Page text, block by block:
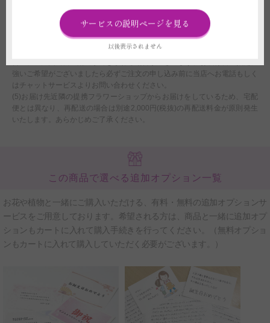
(3)配送時の交通状況や天候、天災により遅延や配送中止の場合、当店では
ご返品、ご返金、交換、その他のご請求などには応じかねますのでご了承く
ださい。また配送に遅延が生じた場合、個別にご連絡はしておりません。
(4)配送を担当するお届け先近隣の提携フラワーショップの休業や在庫の都
強いご希望がございましたら必ずご注文の申し込み前に当店へお電話もしく
はチャットサービスよりお問い合わせください。
(5)お届け先近隣の提携フラワーショップからお届けをしているため、宅配
便とは異なり、再配送の場合は別途2,000円(税抜)の再配送料金が原則発生
いたします。あらかじめご了承ください。
この商品で選べる追加オプション一覧
お花や植物と一緒にご購入いただける、有料・無料の追加オプションサ
ービスをご用意しております。希望される方は、商品と一緒に追加オプ
ションもカートに入れて購入手続きを行ってください。（無料オプショ
ンもカートに入れて購入していただく必要がございます。）
サービスの説明ページを見る
以後表示されません